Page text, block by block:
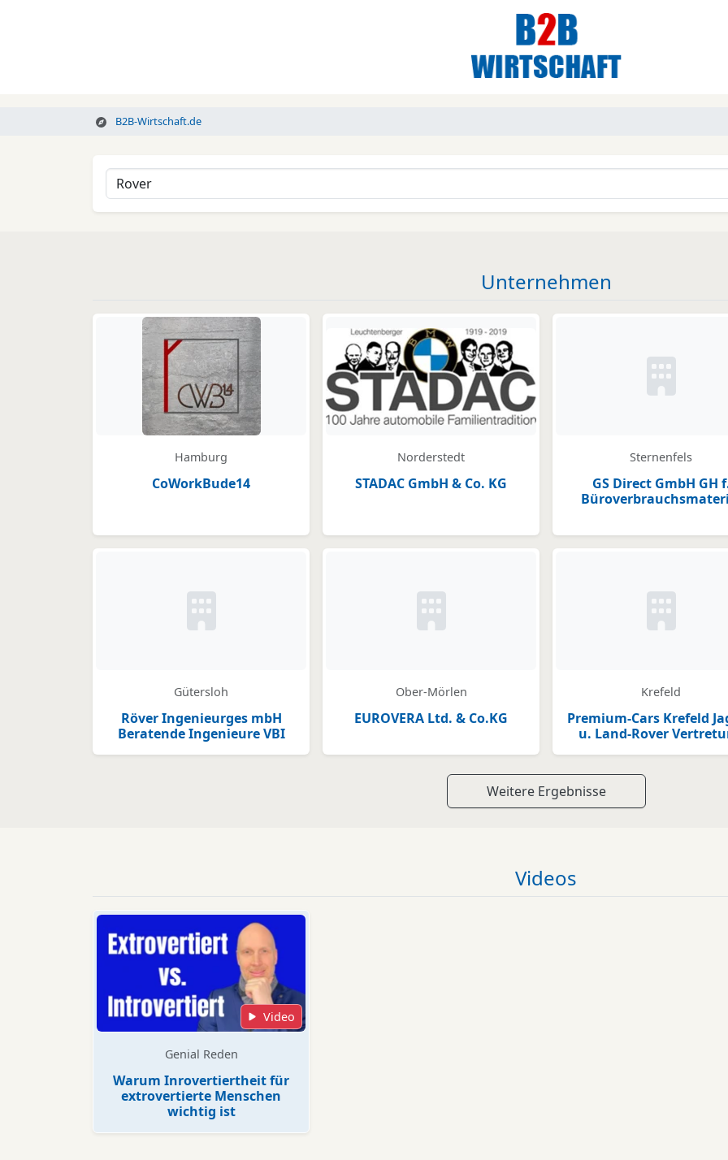
B2B-Wirtschaft.de
Unternehmen
Hamburg
CoWorkBude14
Norderstedt
STADAC GmbH & Co. KG
Kein Bild
Sternenfels
GS Direct GmbH GH
Kein Bild oder Logo hinterlegt
Gütersloh
Röver Ingenieurges mbH
Beratende Ingenieure VBI
Kein Bild oder Logo hinterlegt
Ober-Mörlen
EUROVERA Ltd. & Co.KG
Kein Bild
Krefeld
Premium-Cars Krefeld
u. Land-Rover
Weitere Ergebnisse
Videos
Video
Genial Reden
Warum Inrovertiertheit für
extrovertierte Menschen
wichtig ist